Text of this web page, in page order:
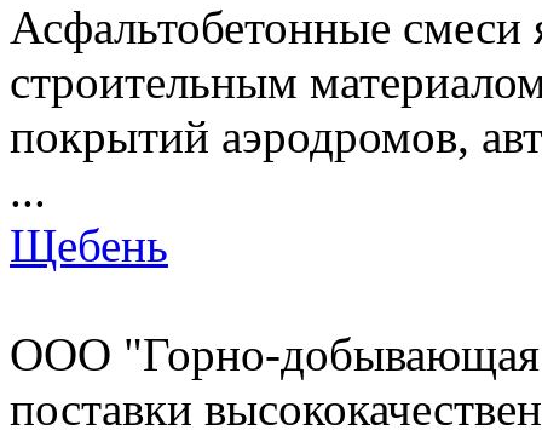
Асфальтобетонные смеси
строительным
покрытий аэродромов,
...
Щебень
ООО "Горно-добывающая
поставки